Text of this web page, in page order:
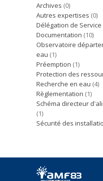
Archives (0)
Autres expertises (0)
Délégation de Service
Documentation (10)
Observatoire
eau (1)
Préemption (1)
Protection des
Recherche en eau (4)
Règlementation (1)
Schéma directeur
(1)
Sécurité des